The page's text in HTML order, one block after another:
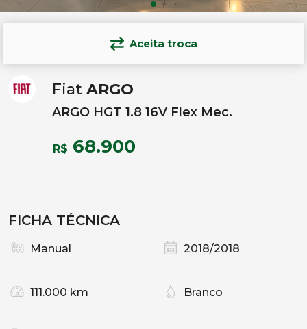
Aceita troca
Fiat ARGO
ARGO HGT 1.8 16V Flex Mec.
R$ 68.900
FICHA TÉCNICA
Manual 2018/2018
111.000 km Branco